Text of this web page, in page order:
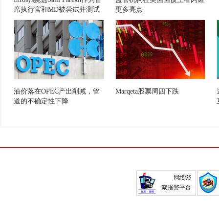
席执行官和MD被尝试并测试
了移动;过渡应该快速：
JMFinancial.
更多亮点
油价落在OPEC产出削减，管
道的不确定性下降
Marqeta股票周四下跌